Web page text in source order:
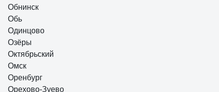
Обнинск
Обь
Одинцово
Озёры
Октябрьский
Омск
Оренбург
Орехово-Зуево